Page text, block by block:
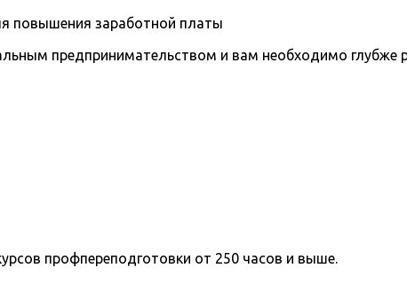
повышения заработной платы
предпринимательством и вам необходимо глубже
профпереподготовки от 250 часов и выше.